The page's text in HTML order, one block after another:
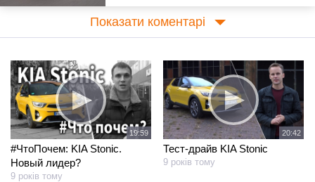
Показати коментарі
19:59
#ЧтоПочем: KIA Stonic.
Новый лидер?
9 років тому
20:42
Тест-драйв KIA Stonic
9 років тому